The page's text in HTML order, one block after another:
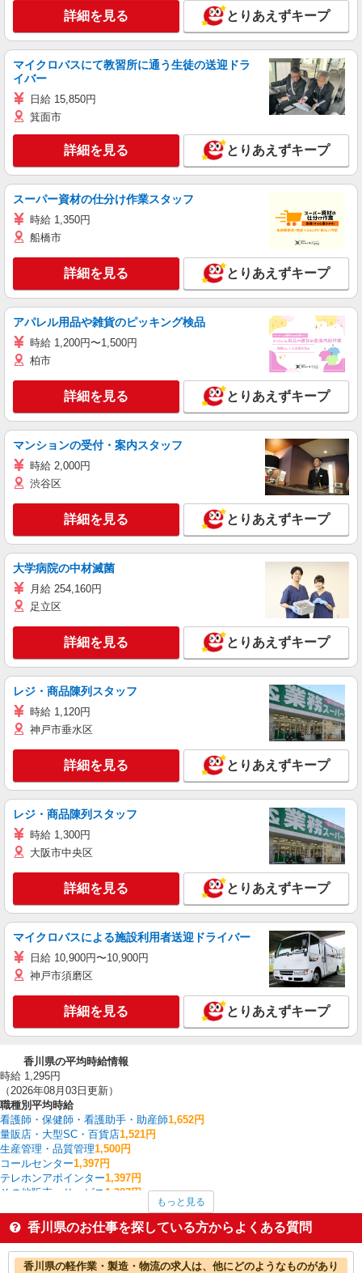
詳細を見る とりあえずキープ
マイクロバスにて教習所に通う生徒の送迎ドラ
イバー
日給 15,850円
箕面市
詳細を見る とりあえずキープ
スーパー資材の仕分け作業スタッフ
時給 1,350円
船橋市
詳細を見る とりあえずキープ
アパレル用品や雑貨のピッキング検品
時給 1,200円〜1,500円
柏市
詳細を見る とりあえずキープ
マンションの受付・案内スタッフ
時給 2,000円
渋谷区
詳細を見る とりあえずキープ
大学病院の中材滅菌
月給 254,160円
足立区
詳細を見る とりあえずキープ
レジ・商品陳列スタッフ
時給 1,120円
神戸市垂水区
詳細を見る とりあえずキープ
レジ・商品陳列スタッフ
時給 1,300円
大阪市中央区
詳細を見る とりあえずキープ
マイクロバスによる施設利用者送迎ドライバー
日給 10,900円〜10,900円
神戸市須磨区
詳細を見る とりあえずキープ
香川県の平均時給情報
時給 1,295円
（2026年08月03日更新）
職種別平均時給
看護師・保健師・看護助手・助産師1,652円
量販店・大型SC・百貨店1,521円
生産管理・品質管理1,500円
コールセンター1,397円
テレホンアポインター1,397円
その他販売・サービス 1,387円
その他介護・福祉1,352円
作業療法士・理学療法士・言語聴覚士・視能訓練士1,347円
介護職・ヘルパー1,341円
香川県の他の職種の平均時給を見る
もっと見る
香川県のお仕事を探している方からよくある質問
香川県の軽作業・製造・物流の求人は、他にどのようなものがあり